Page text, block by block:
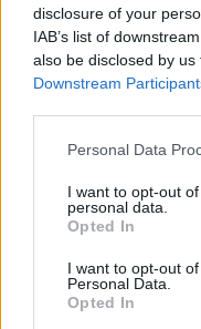
disclosure of your
IAB’s list of
also be disclosed by
Downstream
Please note that this
not limited to your visit
grant or deny consent
use your data for
consent section.
Personal Data
I want to opt-out
personal data.
Opted In
I want to opt-out
Personal Data.
Opted In
Paks